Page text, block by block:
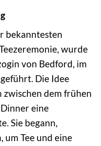
bekanntesten
wurde
von Bedford, im
Die Idee
dem frühen
eine
Sie begann,
um Tee und eine